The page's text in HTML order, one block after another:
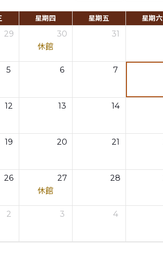
星期四 星期五 星期六
29
30
休館
31
5 6 7
12 13 14
19 20 21
26
27
休館
28
2 3 4